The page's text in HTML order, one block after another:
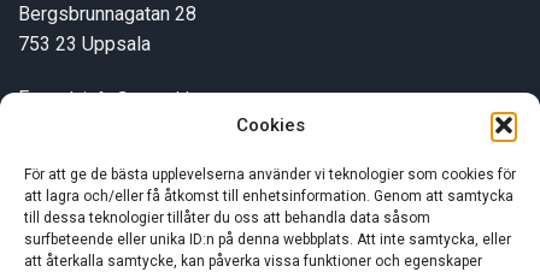
Cookies
För att ge de bästa upplevelserna använder vi teknologier som cookies för
att lagra och/eller få åtkomst till enhetsinformation. Genom att samtycka
till dessa teknologier tillåter du oss att behandla data såsom
surfbeteende eller unika ID:n på denna webbplats. Att inte samtycka, eller
att återkalla samtycke, kan påverka vissa funktioner och egenskaper
Bergsbrunnagatan 28
753 23 Uppsala
E-post:info@aamobler.se
INFORMATION